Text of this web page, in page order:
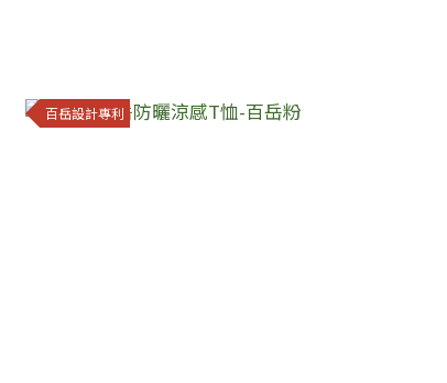
百岳設計專利